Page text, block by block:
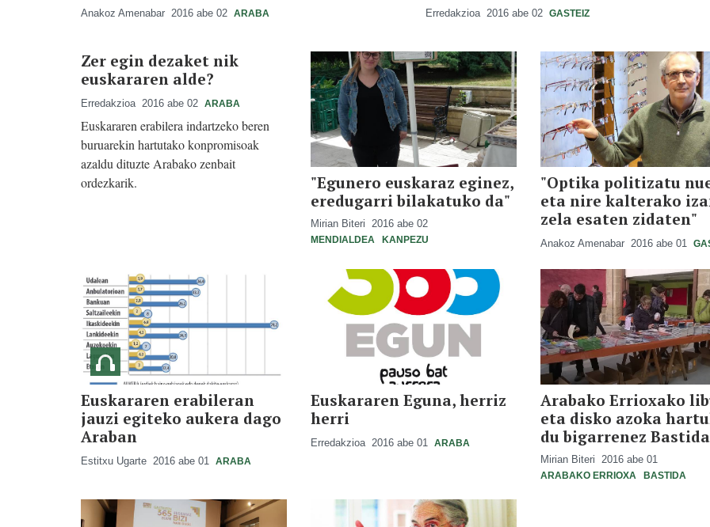
Anakoz Amenabar 2016 abe 02 ARABA Erredakzioa 2016 abe 02 GASTEIZ
Zer egin dezaket nik
euskararen alde?
Erredakzioa 2016 abe 02 ARABA
Euskararen erabilera indartzeko beren
buruarekin hartutako konpromisoak
azaldu dituzte Arabako zenbait
ordezkarik.
"Egunero euskaraz eginez,
eredugarri bilakatuko da"
Mirian Biteri 2016 abe 02
MENDIALDEA KANPEZU
"Optika politizatu
eta nire kalterako
zela esaten zidaten"
Anakoz Amenabar 2016 abe 01
Euskararen erabileran
jauzi egiteko aukera dago
Araban
Estitxu Ugarte 2016 abe 01 ARABA
Euskararen Eguna, herriz
herri
Erredakzioa 2016 abe 01 ARABA
Arabako Errioxako
eta disko azoka
du bigarrenez
Mirian Biteri 2016 abe 01
ARABAKO ERRIOXA BASTIDA